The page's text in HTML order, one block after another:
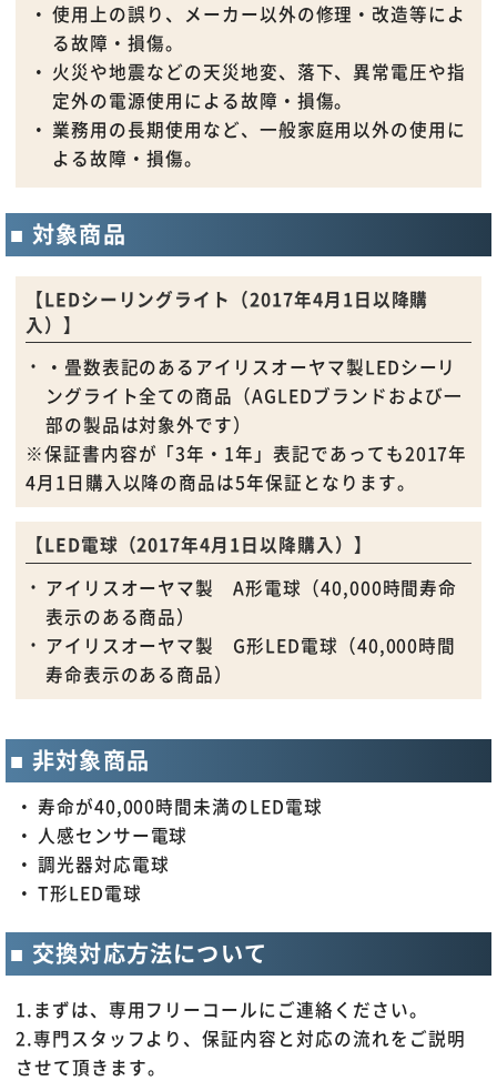
使用上の誤り、メーカー以外の修理・改造等によ
る故障・損傷。
火災や地震などの天災地変、落下、異常電圧や指
定外の電源使用による故障・損傷。
業務用の長期使用など、一般家庭用以外の使用に
よる故障・損傷。
対象商品
【LEDシーリングライト（2017年4月1日以降購
入）】
・畳数表記のあるアイリスオーヤマ製LEDシーリ
ングライト全ての商品（AGLEDブランドおよび一
部の製品は対象外です）
※保証書内容が「3年・1年」表記であっても2017年
4月1日購入以降の商品は5年保証となります。
【LED電球（2017年4月1日以降購入）】
アイリスオーヤマ製 A形電球（40,000時間寿命
表示のある商品）
アイリスオーヤマ製 G形LED電球（40,000時間
寿命表示のある商品）
非対象商品
寿命が40,000時間未満のLED電球
人感センサー電球
調光器対応電球
T形LED電球
交換対応方法について
1.まずは、専用フリーコールにご連絡ください。
2.専門スタッフより、保証内容と対応の流れをご説明
させて頂きます。